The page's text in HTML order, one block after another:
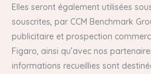
Elles seront également utilisées
souscrites, par CCM Benchmark
publicitaire et prospection
Figaro, ainsi qu’avec nos
informations recueillies sont